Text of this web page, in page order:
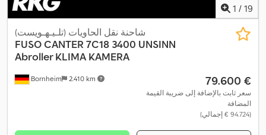
1 / 19
Bornheim 2.410 km
شاحنة نقل الحاويات (تلـيـهـويست)
FUSOCANTER 7C18 3400 UNSINN
Abroller KLIMA KAMERA
‏79.600 €
سعر ثابت بالإضافة إلى ضريبة القيمة
المضافة
(‏94.724 € إجمالي)